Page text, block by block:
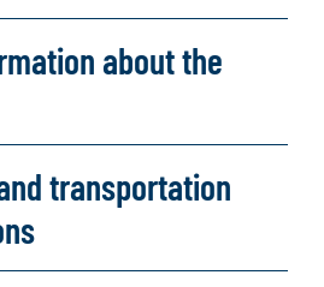
about the
transportation